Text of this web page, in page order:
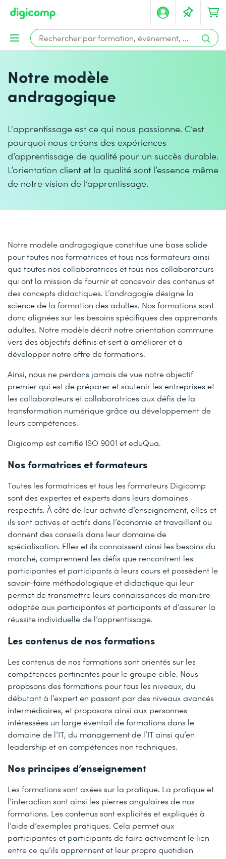
Notre modèle
andragogique
L'apprentissage est ce qui nous passionne. C’est
pourquoi nous créons des expériences
d’apprentissage de qualité pour un succès durable.
L’orientation client et la qualité sont l’essence même
de notre vision de l’apprentissage.
Notre modèle andragogique constitue une base solide
pour toutes nos formatrices et tous nos formateurs ainsi
que toutes nos collaboratrices et tous nos collaborateurs
qui ont la mission de fournir et concevoir des contenus et
des concepts didactiques. L’andragogie désigne la
science de la formation des adultes. Nos formations sont
donc alignées sur les besoins spécifiques des apprenants
adultes. Notre modèle décrit notre orientation commune
vers des objectifs définis et sert à améliorer et à
développer notre offre de formations.
Ainsi, nous ne perdons jamais de vue notre objectif
premier qui est de préparer et soutenir les entreprises et
les collaborateurs et collaboratrices aux défis de la
transformation numérique grâce au développement de
leurs compétences.
Digicomp est certifié ISO 9001 et eduQua.
Nos formatrices et formateurs
Toutes les formatrices et tous les formateurs Digicomp
sont des expertes et experts dans leurs domaines
respectifs. À côté de leur activité d’enseignement, elles et
ils sont actives et actifs dans l’économie et travaillent ou
donnent des conseils dans leur domaine de
spécialisation. Elles et ils connaissent ainsi les besoins du
marché, comprennent les défis que rencontrent les
participantes et participants à leurs cours et possèdent le
savoir-faire méthodologique et didactique qui leur
permet de transmettre leurs connaissances de manière
adaptée aux participantes et participants et d’assurer la
réussite individuelle de l’apprentissage.
Les contenus de nos formations
Les contenus de nos formations sont orientés sur les
compétences pertinentes pour le groupe cible. Nous
proposons des formations pour tous les niveaux, du
débutant à l’expert en passant par des niveaux avancés
intermédiaires, et proposons ainsi aux personnes
intéressées un large éventail de formations dans le
domaine de l’IT, du management de l’IT ainsi qu’en
leadership et en compétences non techniques.
Nos principes d’enseignement
Les formations sont axées sur la pratique. La pratique et
l’interaction sont ainsi les pierres angulaires de nos
formations. Les contenus sont explicités et expliqués à
l’aide d’exemples pratiques. Cela permet aux
participantes et participants de faire activement le lien
entre ce qu’ils apprennent et leur propre quotidien